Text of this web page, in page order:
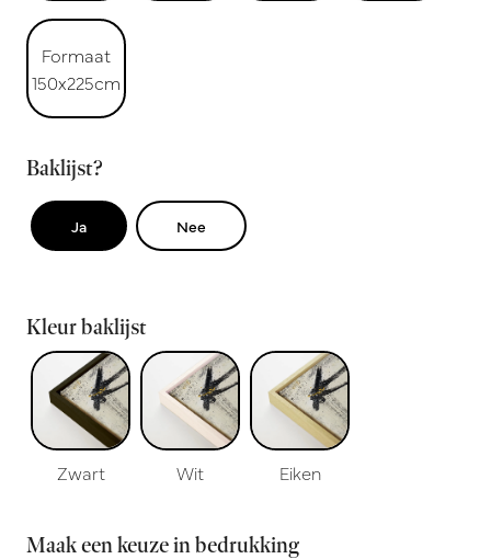
Formaat
150x225cm
Baklijst?
Ja Nee
Kleur baklijst
Zwart Wit Eiken
Maak een keuze in bedrukking